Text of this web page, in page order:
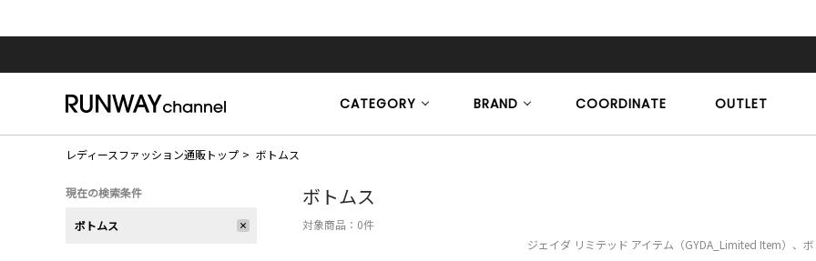
CATEGORY BRAND COORDINATE OUTLET
レディースファッション通販トップ ボトムス
ボトムス
対象商品： 0件
ジェイダ リミテッド アイテム（GYDA_Limited Item）、
現在の検索条件
ボトムス